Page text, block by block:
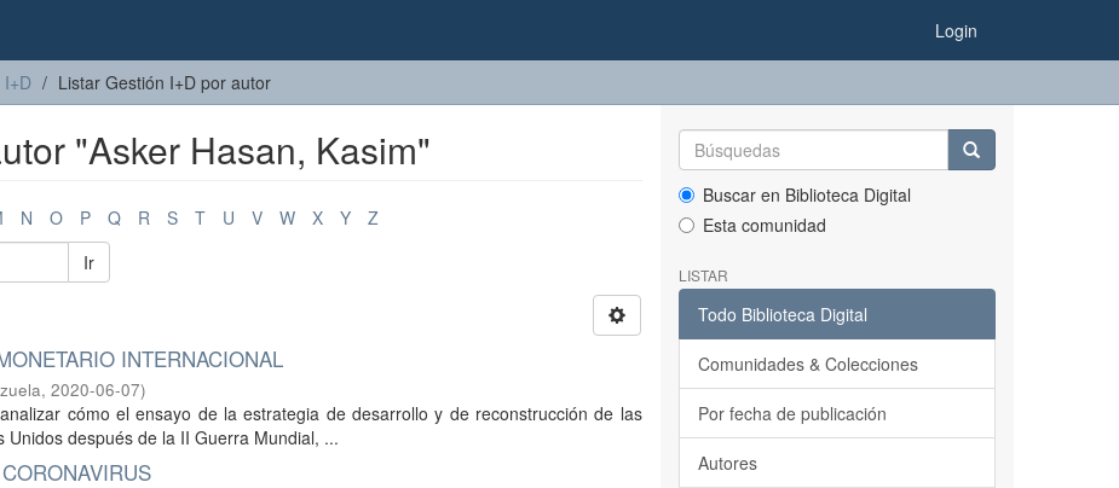
Login
Listar Gestión I+D por autor
"Asker Hasan, Kasim"
N O P Q R S T U V W X Y
Z
Ir
INTERNACIONAL
, 2020-06-07)
cómo el ensayo de la estrategia de desarrollo y de reconstrucción de las
después de la II Guerra Mundial, ...
Buscar en Biblioteca Digital
Esta comunidad
LISTAR
Todo Biblioteca Digital
Comunidades & Colecciones
Por fecha de publicación
Autores